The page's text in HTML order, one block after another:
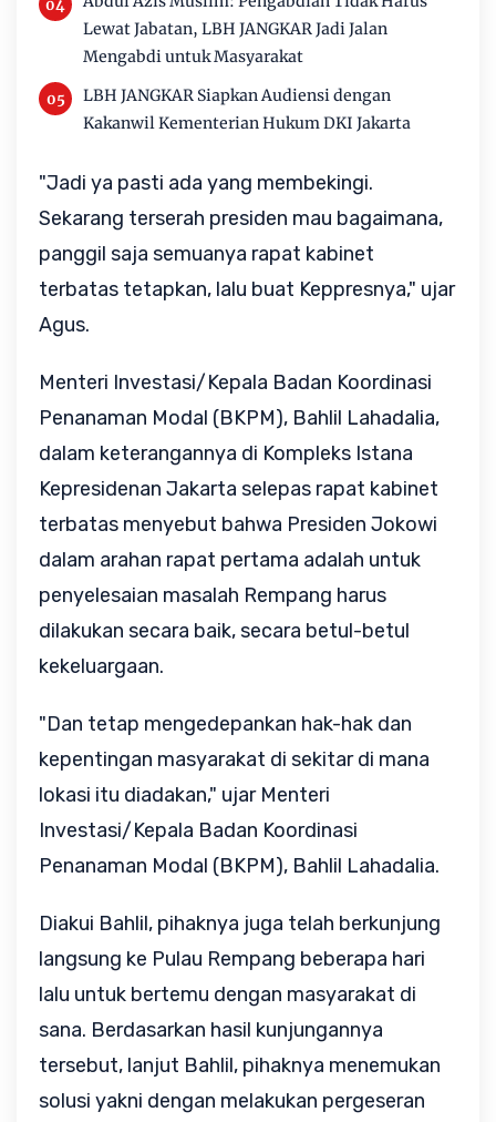
Lewat Jabatan, LBH JANGKAR Jadi Jalan
Mengabdi untuk Masyarakat
LBH JANGKAR Siapkan Audiensi dengan
Kakanwil Kementerian Hukum DKI Jakarta
"Jadi ya pasti ada yang membekingi.
Sekarang terserah presiden mau bagaimana,
panggil saja semuanya rapat kabinet
terbatas tetapkan, lalu buat Keppresnya," ujar
Agus.
Menteri Investasi/Kepala Badan Koordinasi
Penanaman Modal (BKPM), Bahlil Lahadalia,
dalam keterangannya di Kompleks Istana
Kepresidenan Jakarta selepas rapat kabinet
terbatas menyebut bahwa Presiden Jokowi
dalam arahan rapat pertama adalah untuk
penyelesaian masalah Rempang harus
dilakukan secara baik, secara betul-betul
kekeluargaan.
"Dan tetap mengedepankan hak-hak dan
kepentingan masyarakat di sekitar di mana
lokasi itu diadakan," ujar Menteri
Investasi/Kepala Badan Koordinasi
Penanaman Modal (BKPM), Bahlil Lahadalia.
Diakui Bahlil, pihaknya juga telah berkunjung
langsung ke Pulau Rempang beberapa hari
lalu untuk bertemu dengan masyarakat di
sana. Berdasarkan hasil kunjungannya
tersebut, lanjut Bahlil, pihaknya menemukan
solusi yakni dengan melakukan pergeseran